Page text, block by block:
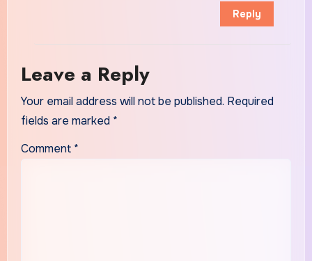
Reply
Leave a Reply
Your email address will not be published. Required
fields are marked *
Comment *